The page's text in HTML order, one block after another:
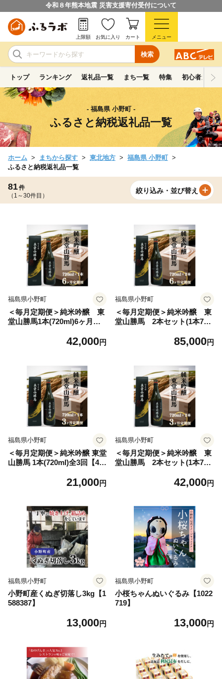
令和８年熊本地震 災害支援寄付受付について
検索
上限額 お気に入り カート メニュー
トップ ランキング 返礼品一覧 まち一覧 特集 初心者ガイド
- 福島県 小野町 -
ふるさと納税返礼品一覧
ホーム まちから探す 東北地方
福島県 小野町
ふるさと納税返礼品一覧
81件
（1～30件目）
絞り込み・並び替え
福島県小野町
＜毎月定期便＞純米吟醸 東
堂山勝馬1本(720ml)6ヶ月連
42,000円
福島県小野町
＜毎月定期便＞純米吟醸 東
堂山勝馬 2本セット(1本720
85,000円
福島県小野町
＜毎月定期便＞純米吟醸 東堂
山勝馬 1本(720ml)全3回【40
21,000円
福島県小野町
＜毎月定期便＞純米吟醸 東
堂山勝馬 2本セット(1本720
42,000円
福島県小野町
小野町産くぬぎ切落し3kg【1
588387】
13,000円
福島県小野町
小桜ちゃんぬいぐるみ【1022
719】
13,000円